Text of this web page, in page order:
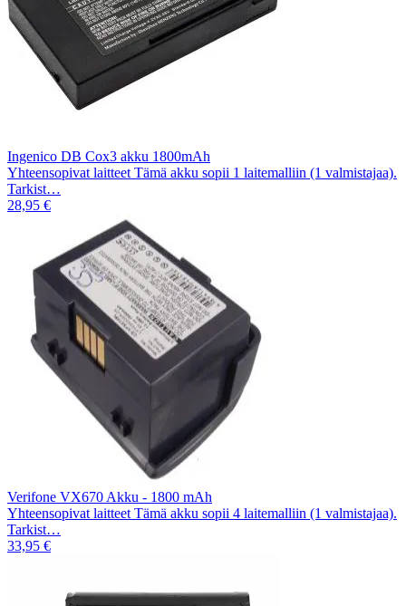
Ingenico DB Cox3 akku 1800mAh
Yhteensopivat laitteet Tämä akku sopii 1 laitemalliin (1 valmistajaa).
Tarkist…
28,95 €
Verifone VX670 Akku - 1800 mAh
Yhteensopivat laitteet Tämä akku sopii 4 laitemalliin (1 valmistajaa).
Tarkist…
33,95 €